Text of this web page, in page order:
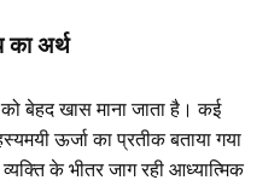
का अर्थ
बेहद खास माना जाता है। कई
ऊर्जा का प्रतीक बताया गया
के भीतर जाग रही आध्यात्मिक